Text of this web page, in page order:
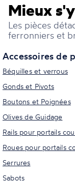
Mieux
Les pièces
ferronniers et
Accessoires de
Béquilles et verrous
Gonds et Pivots
Boutons et Poignées
Olives de Guidage
Rails pour portails
Roues pour portails
Serrures
Sabots